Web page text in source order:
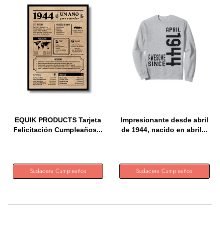
EQUIK PRODUCTS Tarjeta
Felicitación Cumpleaños...
Sudadera Cumpleaños
Impresionante desde abril
de 1944, nacido en abril...
Sudadera Cumpleaños